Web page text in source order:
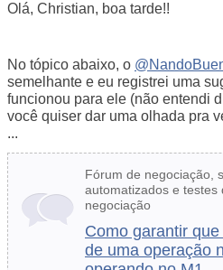
Olá, Christian, boa tarde!!
No tópico abaixo, o
semelhante e eu registrei uma
funcionou para ele (não entendi
você quiser dar uma olhada pra
...
Fórum de negociação,
automatizados e testes
negociação
Como garantir
de uma operação